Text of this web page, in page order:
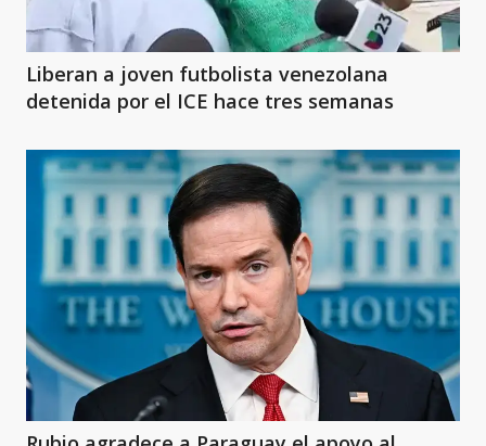
Liberan a joven futbolista venezolana
detenida por el ICE hace tres semanas